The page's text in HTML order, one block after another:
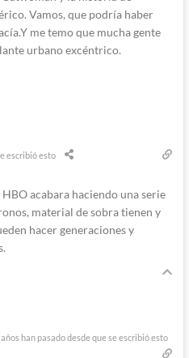
Vamos, que podría haber
me temo que mucha gente
urbano excéntrico.
escribió esto
acabara haciendo una serie
material de sobra tienen y
hacer generaciones y
han pasado desde que se escribió esto